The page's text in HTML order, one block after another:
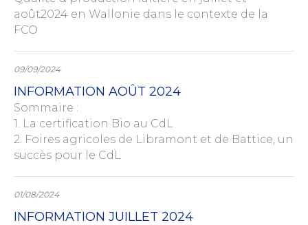
août2024 en Wallonie dans le contexte de la
FCO
09/09/2024
INFORMATION AOÛT 2024
Sommaire :
1. La certification Bio au CdL
2. Foires agricoles de Libramont et de Battice, un
succès pour le CdL
01/08/2024
INFORMATION JUILLET 2024